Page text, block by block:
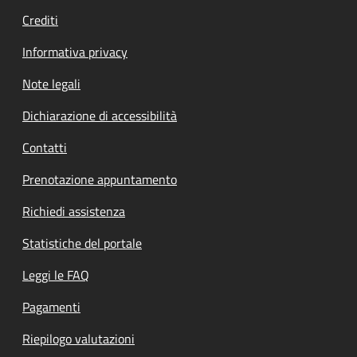
Crediti
Informativa privacy
Note legali
Dichiarazione di accessibilità
Contatti
Prenotazione appuntamento
Richiedi assistenza
Statistiche del portale
Leggi le FAQ
Pagamenti
Riepilogo valutazioni